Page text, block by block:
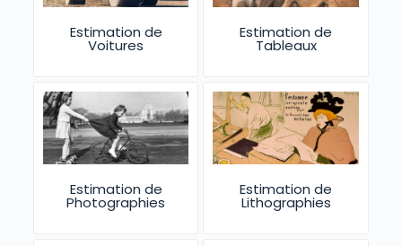
Estimation de
Voitures
Estimation de
Tableaux
Estimation de
Photographies
Estimation de
Lithographies